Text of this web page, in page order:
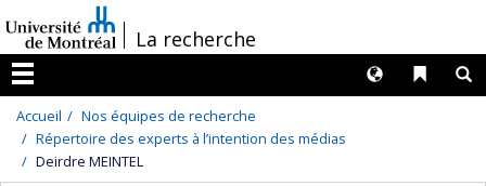
au
contenu
/La recherche
Menu
Liens
Langues
Accueil
Nos équipes de recherche
Répertoire des experts à l’intention des médias
Deirdre MEINTEL